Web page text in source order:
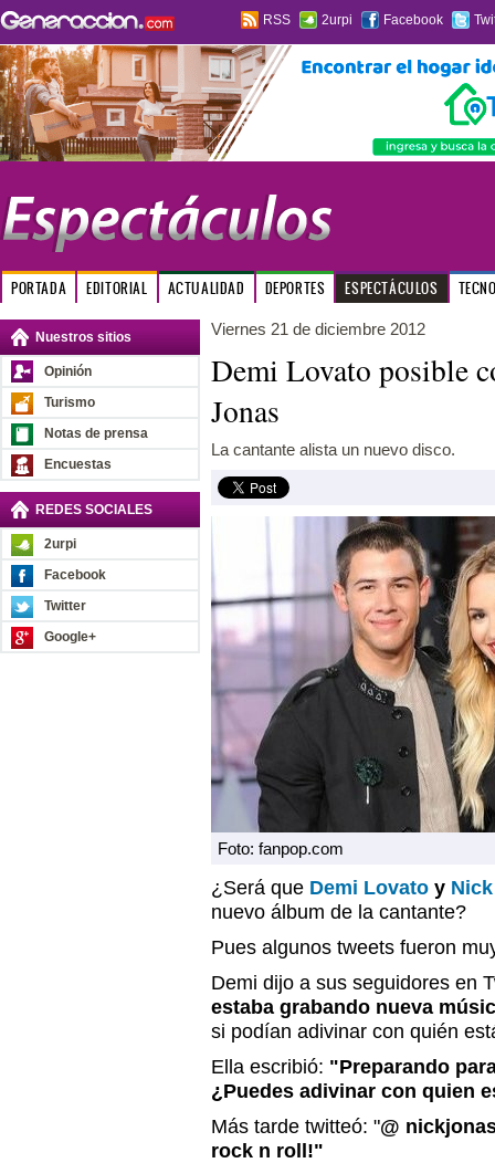
RSS 2urpi Facebook
PORTADA EDITORIAL ACTUALIDAD DEPORTES ESPECTÁCULOS
Nuestros sitios
Opinión
Turismo
Notas de prensa
Encuestas
REDES SOCIALES
2urpi
Facebook
Twitter
Google+
Viernes 21 de diciembre 2012
Demi Lovato posible
Jonas
La cantante alista un nuevo disco.
Foto: fanpop.com
¿Será que Demi Lovato y
nuevo álbum de la cantante?
Pues algunos tweets fueron
Demi dijo a sus seguidores en
estaba grabando nueva
si podían adivinar con quién
Ella escribió: "Preparando
¿Puedes adivinar con quien
Más tarde twitteó: "@
rock n roll!"